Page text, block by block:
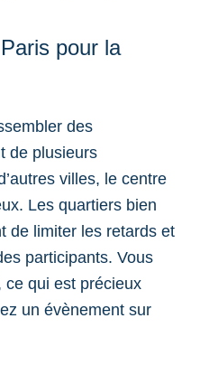
pour la
des
de plusieurs
villes, le centre
Les quartiers bien
de limiter les retards et
participants. Vous
ce qui est précieux
un évènement sur